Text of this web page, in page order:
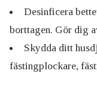
Desinficera
borttagen. Gör dig
Skydda ditt
fästingplockare,